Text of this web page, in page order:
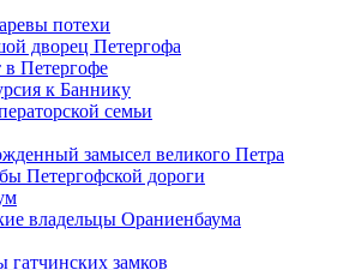
потехи
дворец Петергофа
в Петергофе
к Баннику
семьи
замысел великого Петра
Петергофской дороги
владельцы Ораниенбаума
гатчинских замков